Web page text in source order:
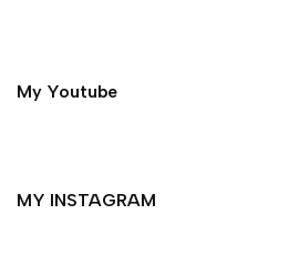
My Youtube
MY INSTAGRAM